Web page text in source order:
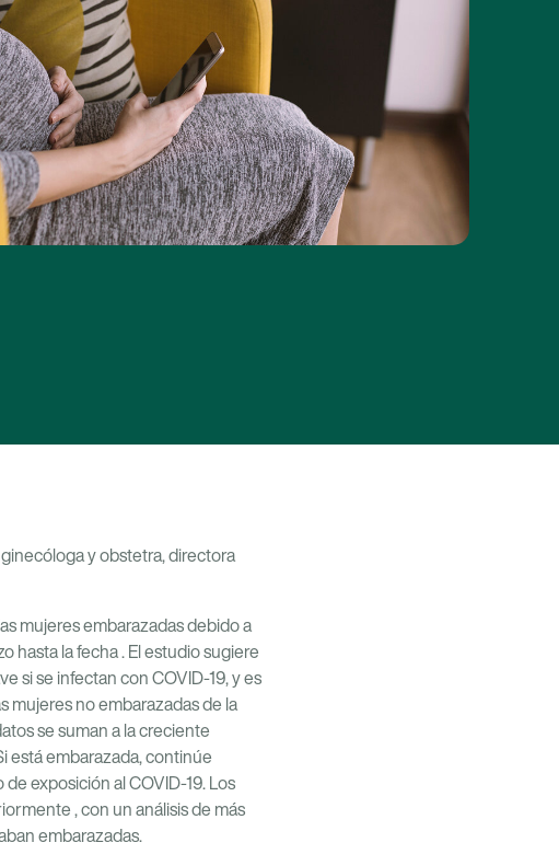
ginecóloga y obstetra, directora
mujeres embarazadas debido a
hasta la fecha. El estudio sugiere
si se infectan con COVID-19, y es
mujeres no embarazadas de la
se suman a la creciente
está embarazada, continúe
exposición al COVID-19. Los
, con un análisis de más
embarazadas.